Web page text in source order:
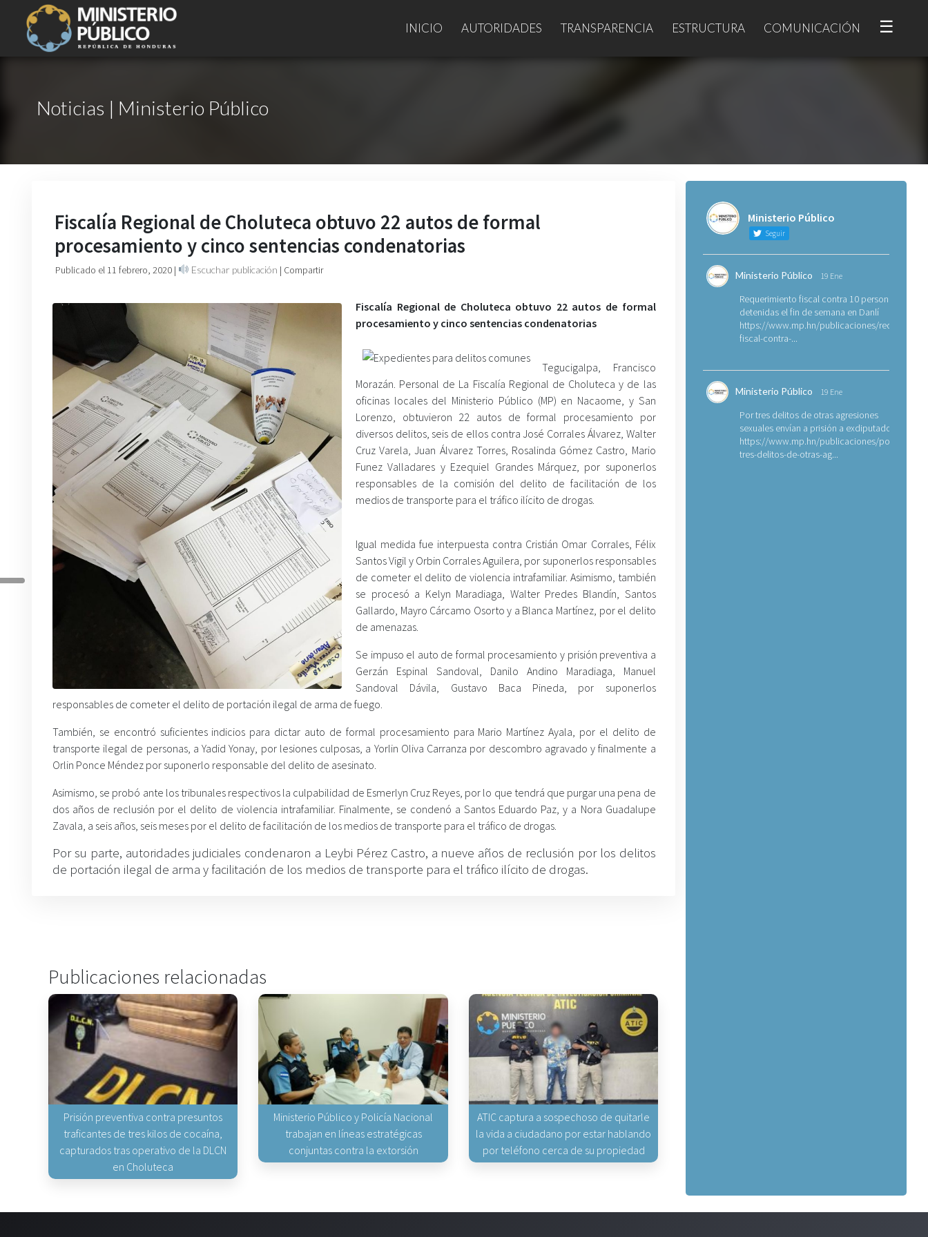
INICIO AUTORIDADES TRANSPARENCIA ESTRUCTURA COMUNICACIÓN ☰
Noticias | Ministerio Público
Fiscalía Regional de Choluteca obtuvo 22 autos de formal
procesamiento y cinco sentencias condenatorias
Publicado el 11 febrero, 2020 | Escuchar publicación | Compartir
Fiscalía Regional de Choluteca obtuvo 22 autos de formal
procesamiento y cinco sentencias condenatorias
Tegucigalpa, Francisco
Morazán. Personal de La Fiscalía Regional de Choluteca y de las
oficinas locales del Ministerio Público (MP) en Nacaome, y San
Lorenzo, obtuvieron 22 autos de formal procesamiento por
diversos delitos, seis de ellos contra José Corrales Álvarez, Walter
Cruz Varela, Juan Álvarez Torres, Rosalinda Gómez Castro, Mario
Funez Valladares y Ezequiel Grandes Márquez, por suponerlos
responsables de la comisión del delito de facilitación de los
medios de transporte para el tráfico ilícito de drogas.
Igual medida fue interpuesta contra Cristián Omar Corrales, Félix
Santos Vigil y Orbin Corrales Aguilera, por suponerlos responsables
de cometer el delito de violencia intrafamiliar. Asimismo, también
se procesó a Kelyn Maradiaga, Walter Predes Blandín, Santos
Gallardo, Mayro Cárcamo Osorto y a Blanca Martínez, por el delito
de amenazas.
Se impuso el auto de formal procesamiento y prisión preventiva a
Gerzán Espinal Sandoval, Danilo Andino Maradiaga, Manuel
Sandoval Dávila, Gustavo Baca Pineda, por suponerlos
responsables de cometer el delito de portación ilegal de arma de fuego.
También, se encontró suficientes indicios para dictar auto de formal procesamiento para Mario Martínez Ayala, por el delito de
transporte ilegal de personas, a Yadid Yonay, por lesiones culposas, a Yorlin Oliva Carranza por descombro agravado y finalmente a
Orlin Ponce Méndez por suponerlo responsable del delito de asesinato.
Asimismo, se probó ante los tribunales respectivos la culpabilidad de Esmerlyn Cruz Reyes, por lo que tendrá que purgar una pena de
dos años de reclusión por el delito de violencia intrafamiliar. Finalmente, se condenó a Santos Eduardo Paz, y a Nora Guadalupe
Zavala, a seis años, seis meses por el delito de facilitación de los medios de transporte para el tráfico de drogas.
Por su parte, autoridades judiciales condenaron a Leybi Pérez Castro, a nueve años de reclusión por los delitos
de portación ilegal de arma y facilitación de los medios de transporte para el tráfico ilícito de drogas.
Publicaciones relacionadas
Prisión preventiva contra presuntos
traficantes de tres kilos de cocaína,
capturados tras operativo de la DLCN
en Choluteca
Ministerio Público y Policía Nacional
trabajan en líneas estratégicas
conjuntas contra la extorsión
ATIC captura a sospechoso de quitarle
la vida a ciudadano por estar hablando
por teléfono cerca de su propiedad
Ministerio Público
Seguir
Ministerio Público 19 Ene
Requerimiento fiscal contra 10 personas
detenidas el fin de semana en Danlí
https://www.mp.hn/publicaciones/
fiscal-contra-...
Ministerio Público 19 Ene
Por tres delitos de otras agresiones
sexuales envían a prisión a exdiputado
https://www.mp.hn/publicaciones/por-
tres-delitos-de-otras-ag...